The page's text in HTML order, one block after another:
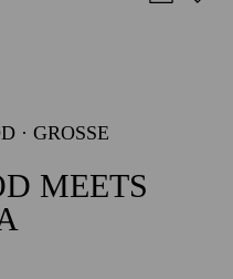
GROSSE O
MEETS